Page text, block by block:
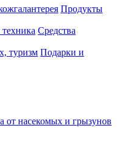
Продукты
Средства
туризм Подарки и
от насекомых и грызунов